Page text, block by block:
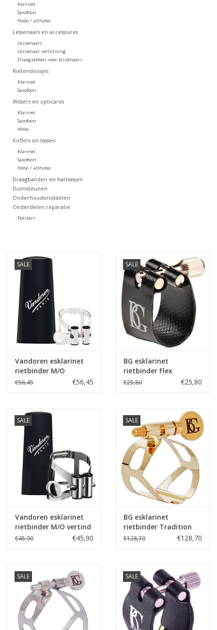
Klarinet
Saxofoon
Hobo / althobo
Lessenaars en accessoires
Lessenaars
Lessenaar verlichting
Draagzakken voor lessenaars
Rietendoosjes
Klarinet
Saxofoon
Wissers en opticares
Klarinet
Saxofoon
Hobo
Koffers en tassen
Klarinet
Saxofoon
Hobo / althobo
Draagbanden en harnassen
Duimsteunen
Onderhoudsmiddelen
Onderdelen reparatie
Polsters
SALE
Vandoren esklarinet
rietbinder M/O
verzilverd met
€56,45 €56,45
SALE
BG esklarinet
rietbinder Flex
€25,80 €25,80
SALE
Vandoren esklarinet
rietbinder M/O vertind
met kunststof dop
€45,90 €45,90
SALE
BG esklarinet
rietbinder Tradition
Verguld
€128,70 €128,70
SALE SALE